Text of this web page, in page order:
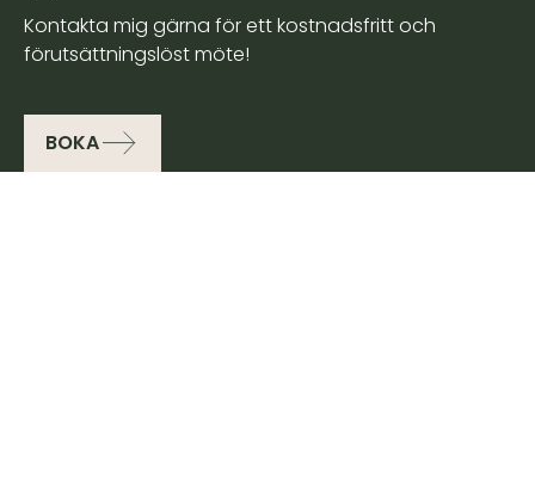
Kontakta mig gärna för ett kostnadsfritt och
förutsättningslöst möte!
BOKA